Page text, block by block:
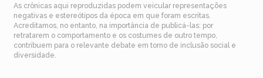
As crônicas aqui reproduzidas podem veicular representações
negativas e estereótipos da época em que foram escritas.
Acreditamos, no entanto, na importância de publicá-las: por
retratarem o comportamento e os costumes de outro tempo,
contribuem para o relevante debate em torno de inclusão social e
diversidade.